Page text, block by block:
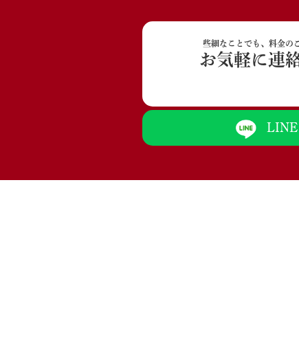
些細なことでも、料金の
お気軽に連